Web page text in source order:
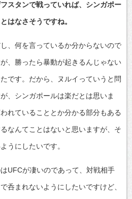
スタンで戦っていれば、シンガポー
はなさそうですね。
、何を言っているか分からないので
、勝ったら暴動が起きるんじゃない
です。だから、ヌルイっていうと問
、シンガポールは楽だとは思いま
れていることとか分かる部分もある
なんてことはないと思いますが、そ
うにしたいです。
UFCが凄いのであって、対戦相手
呑まれないようにしたいですけど、